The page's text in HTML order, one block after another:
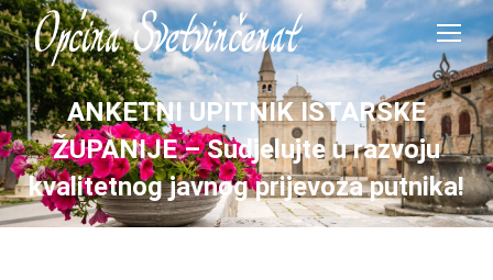
ANKETNI UPITNIK ISTARSKE
ŽUPANIJE – Sudjelujte u razvoju
kvalitetnog javnog prijevoza putnika!